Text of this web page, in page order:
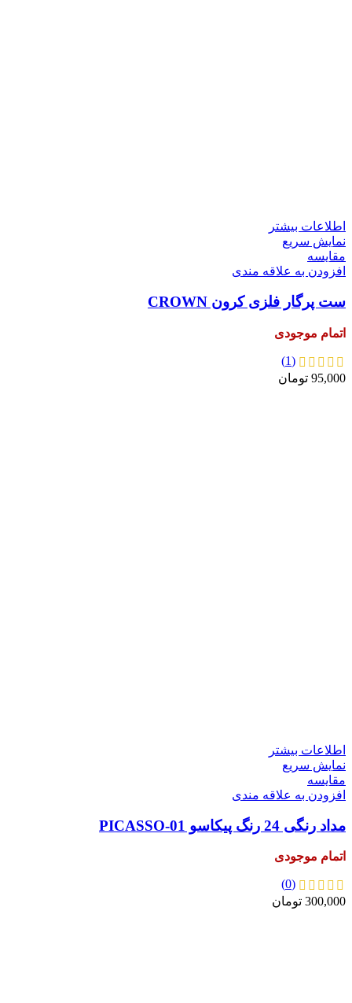
اطلاعات بیشتر
نمایش سریع
مقايسه
افزودن به علاقه مندی
ست پرگار فلزی کرون CROWN
اتمام موجودی
(1)
95,000 تومان
اطلاعات بیشتر
نمایش سریع
مقايسه
افزودن به علاقه مندی
مداد رنگی 24 رنگ پیکاسو PICASSO-01
اتمام موجودی
(0)
300,000 تومان